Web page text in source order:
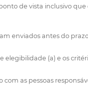
de vista inclusivo
enviados antes do
(a) e os
as pessoas